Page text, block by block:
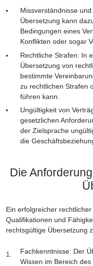
Missverständnisse
Übersetzung kann
Bedingungen eines
Konflikten oder sogar
Rechtliche Strafen: In
Übersetzung von
bestimmte
zu rechtlichen Strafen
führen kann.
Ungültigkeit von
gesetzlichen
der Zielsprache
die
Die
Ein erfolgreicher
Qualifikationen und
rechtsgültige Übersetzung
Fachkenntnisse: Der
Wissen im Bereich